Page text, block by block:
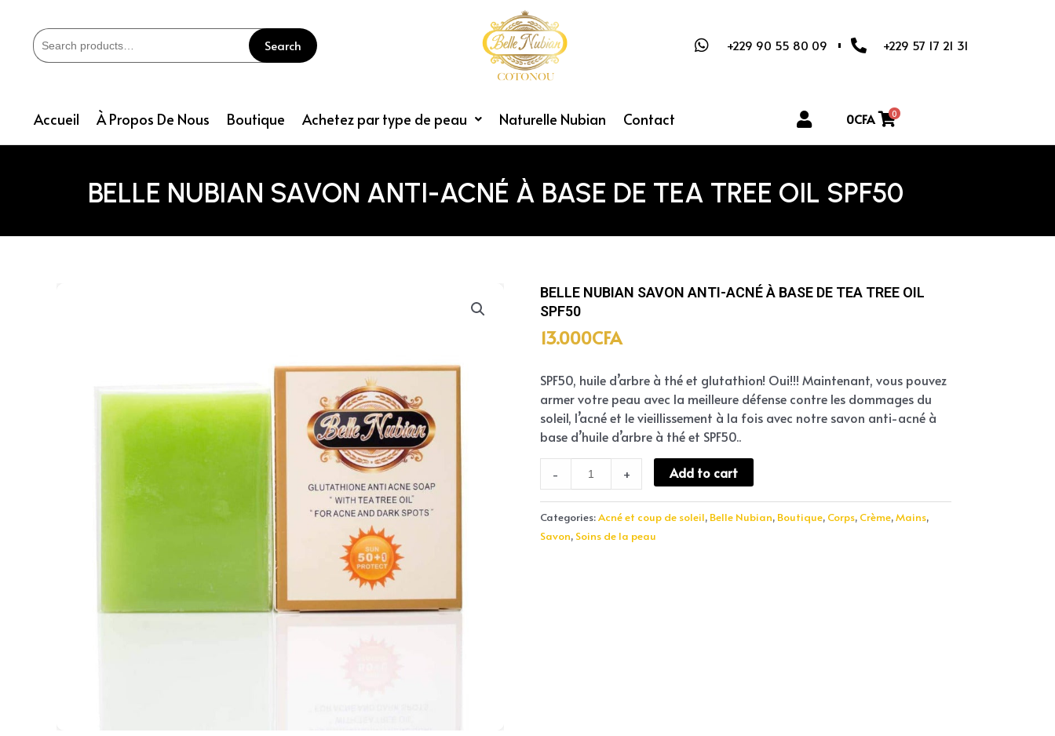
Search +229 90 55 80 09 +229 57 17 21 31
Accueil À Propos De Nous Boutique Achetez par type de peau Naturelle Nubian Contact 0CFA 0
BELLE NUBIAN SAVON ANTI-ACNÉ À BASE DE TEA TREE OIL SPF50
BELLE NUBIAN SAVON ANTI-ACNÉ À BASE DE TEA TREE OIL
SPF50
13.000CFA
SPF50, huile d’arbre à thé et glutathion! Oui!!! Maintenant, vous pouvez
armer votre peau avec la meilleure défense contre les dommages du
soleil, l’acné et le vieillissement à la fois avec notre savon anti-acné à
base d’huile d’arbre à thé et SPF50..
- + Add to cart
Categories:Acné et coup de soleil, Belle Nubian, Boutique, Corps, Crème,Mains,
Savon, Soins de la peau